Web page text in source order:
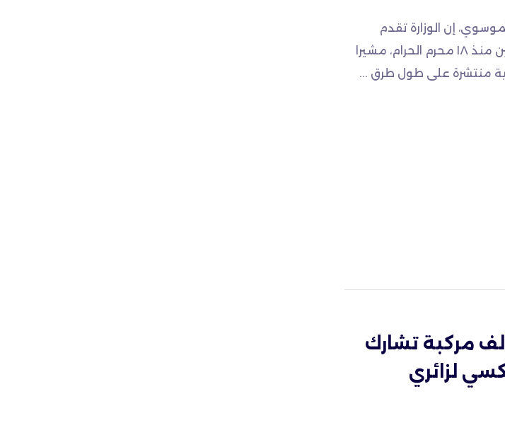
إن الوزارة تقدم
خدماتها الصحية لزائري الأربعين منذ ١٨ محرم الحرام، مشيرا
منتشرة على طول طرق ...
أكثر من ٦٠ ألف مركبة تشارك
لزائري